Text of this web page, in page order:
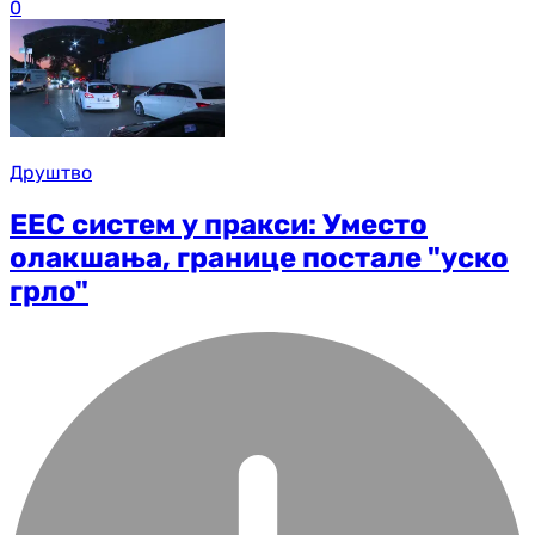
0
Друштво
ЕЕС систем у пракси: Уместо
олакшања, границе постале "уско
грло"